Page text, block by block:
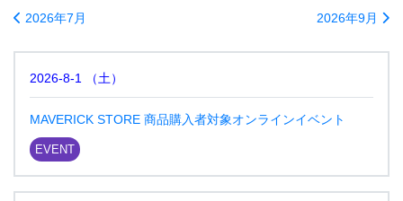
2026年7月 2026年9月
2026-8-1 （土）
MAVERICK STORE 商品購入者対象オンラインイベント
EVENT